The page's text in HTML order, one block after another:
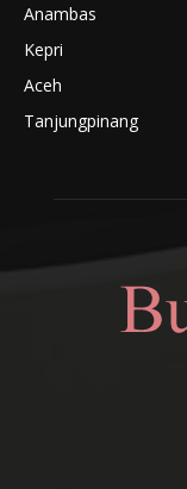
Anambas
Kepri
Aceh
Tanjungpinang